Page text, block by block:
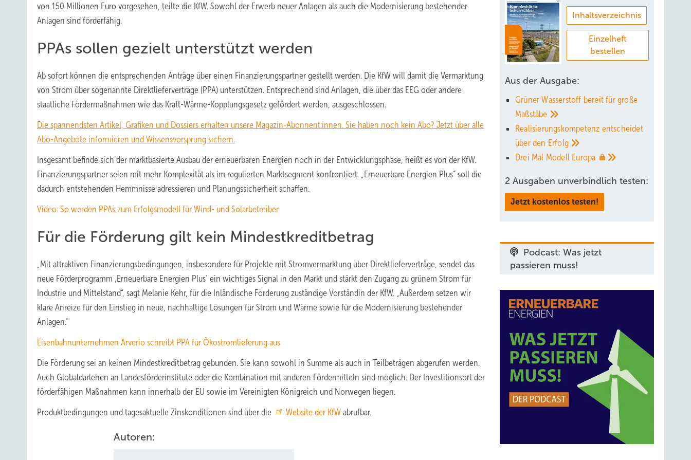
von 150 Millionen Euro vorgesehen, teilte die KfW. Sowohl der Erwerb neuer Anlagen als auch die Modernisierung bestehender
Anlagen sind förderfähig.
PPAs sollen gezielt unterstützt werden
Ab sofort können die entsprechenden Anträge über einen Finanzierungspartner gestellt werden. Die KfW will damit die Vermarktung
von Strom über sogenannte Direktlieferverträge (PPA) unterstützen. Entsprechend sind Anlagen, die über das EEG oder andere
staatliche Fördermaßnahmen wie das Kraft-Wärme-Kopplungsgesetz gefördert werden, ausgeschlossen.
Die spannendsten Artikel, Grafiken und Dossiers erhalten unsere Magazin-Abonnent:innen. Sie haben noch kein Abo? Jetzt über alle
Abo-Angebote informieren und Wissensvorsprung sichern.
Insgesamt befinde sich der marktbasierte Ausbau der erneuerbaren Energien noch in der Entwicklungsphase, heißt es von der KfW.
Finanzierungspartner seien mit mehr Komplexität als im regulierten Marktsegment konfrontiert. „Erneuerbare Energien Plus“ soll die
dadurch entstehenden Hemmnisse adressieren und Planungssicherheit schaffen.
Video: So werden PPAs zum Erfolgsmodell für Wind- und Solarbetreiber
Für die Förderung gilt kein Mindestkreditbetrag
„Mit attraktiven Finanzierungsbedingungen, insbesondere für Projekte mit Stromvermarktung über Direktlieferverträge, sendet das
neue Förderprogramm ‚Erneuerbare Energien Plus‘ ein wichtiges Signal in den Markt und stärkt den Zugang zu grünem Strom für
Industrie und Mittelstand“, sagt Melanie Kehr, für die Inländische Förderung zuständige Vorständin der KfW. „Außerdem setzen wir
klare Anreize für den Einstieg in neue, nachhaltige Lösungen für Strom und Wärme sowie für die Modernisierung bestehender
Anlagen.“
Eisenbahnunternehmen Arverio schreibt PPA für Ökostromlieferung aus
Die Förderung sei an keinen Mindestkreditbetrag gebunden. Sie kann sowohl in Summe als auch in Teilbeträgen abgerufen werden.
Auch Globaldarlehen an Landesförderinstitute oder die Kombination mit anderen Fördermitteln sind möglich. Der Investitionsort der
förderfähigen Maßnahmen kann innerhalb der EU sowie im Vereinigten Königreich und Norwegen liegen.
Produktbedingungen und tagesaktuelle Zinskonditionen sind über die
Website der KfW abrufbar.
Autoren:
Inhaltsverzeichnis
Einzelheft
bestellen
Aus der Ausgabe:
Grüner Wasserstoff bereit für große
Maßstäbe
Realisierungskompetenz entscheidet
über den Erfolg
Drei Mal Modell Europa
2 Ausgaben unverbindlich testen:
Jetzt kostenlos testen!
Podcast: Was jetzt
passieren muss!